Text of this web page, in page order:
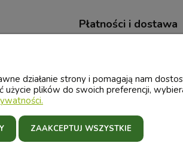
Płatności i dostawa
Czas realizacji
działanie strony i pomagają nam
plików do swoich preferencji,
ZAAKCEPTUJ WSZYSTKIE